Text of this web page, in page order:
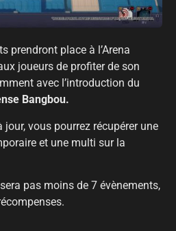
prendront place à l’Arena
joueurs de profiter de son
avec l’introduction du
Bangbou.
vous pourrez récupérer une
et une multi sur la
pas moins de 7 évènements,